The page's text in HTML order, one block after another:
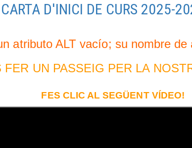
CARTA D'INICI DE CURS 2025-
UN PASSEIG PER LA
FES CLIC AL SEGÜENT VÍDEO!